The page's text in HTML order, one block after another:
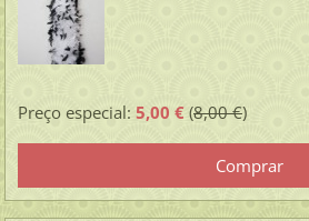
Preço especial: 5,00 €(8,00 €)